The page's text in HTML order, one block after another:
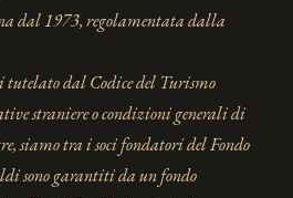
dal 1973, regolamentata dalla
tutelato dal Codice del Turismo
straniere o condizioni generali di
siamo tra i soci fondatori del Fondo
sono garantiti da un fondo